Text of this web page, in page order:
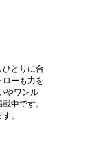
ひとりに合
ーも力を
やワンル
中です。
。